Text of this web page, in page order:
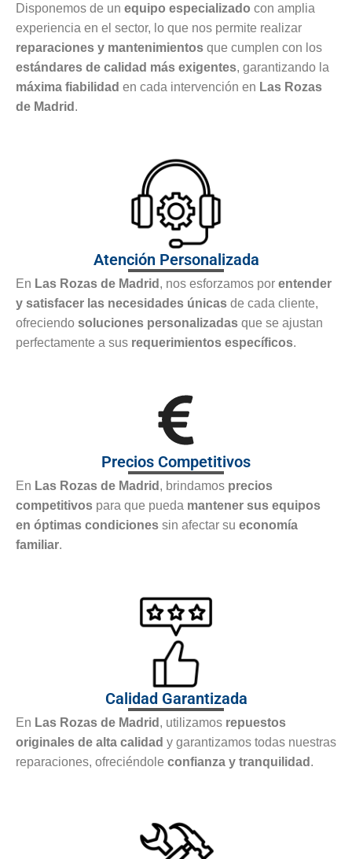
Disponemos de un equipo especializado con amplia
experiencia en el sector, lo que nos permite realizar
reparaciones y mantenimientos que cumplen con los
estándares de calidad más exigentes, garantizando la
máxima fiabilidad en cada intervención en Las Rozas
de Madrid .
Atención Personalizada
En Las Rozas de Madrid , nos esforzamos por entender
y satisfacer las necesidades únicas de cada cliente,
ofreciendo soluciones personalizadas que se ajustan
perfectamente a sus requerimientos específicos.
Precios Competitivos
En Las Rozas de Madrid , brindamos precios
competitivos para que pueda mantener sus equipos
en óptimas condiciones sin afectar su economía
familiar.
Calidad Garantizada
En Las Rozas de Madrid , utilizamos repuestos
originales de alta calidad y garantizamos todas nuestras
reparaciones, ofreciéndole confianza y tranquilidad .